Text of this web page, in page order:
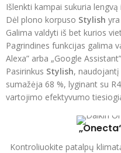
Išlenkti kampai sukuria
Dėl plono korpuso Stylish
Galima valdyti iš bet kurios
Pagrindines funkcijas galima
Alexa” arba „Google Assistant”
Pasirinkus Stylish, naudojantį
sumažėja 68 %, lyginant su
vartojimo efektyvumo
Kontroliuokite patalpų